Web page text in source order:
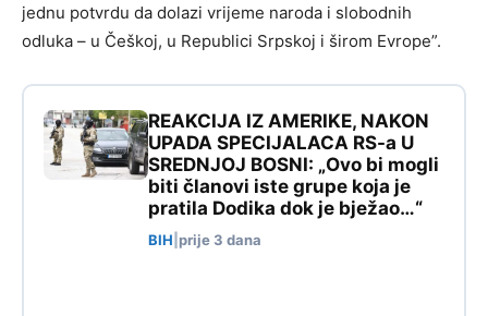
jednu potvrdu da dolazi vrijeme naroda i slobodnih
odluka – u Češkoj, u Republici Srpskoj i širom Evrope”.
REAKCIJA IZ AMERIKE, NAKON
UPADA SPECIJALACA RS-a U
SREDNJOJ BOSNI: „Ovo bi mogli
biti članovi iste grupe koja je
pratila Dodika dok je bježao…“
BIH prije 3 dana